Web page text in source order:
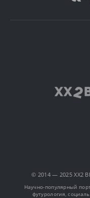
© 2014 — 2025
Научно-популярный
футурология,